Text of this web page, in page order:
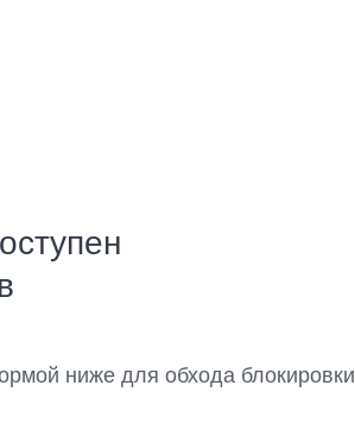
ниже для обхода блокировки